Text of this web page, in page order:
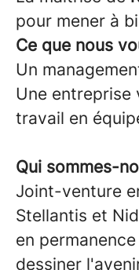
pour mener à
Ce que nous
Un
Une entreprise
travail en
Qui sommes-
Joint-venture
Stellantis et
en
dessiner